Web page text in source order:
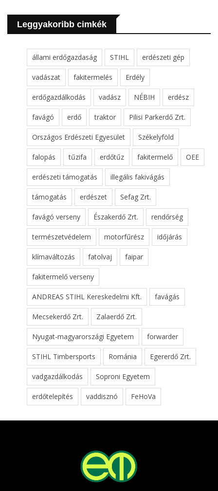
Leggyakoribb cimkék
állami erdőgazdaság STIHL erdészeti gép
vadászat fakitermelés Erdély
erdőgazdálkodás vadász NÉBIH erdész
favágó erdő traktor Pilisi Parkerdő Zrt.
Országos Erdészeti Egyesület Székelyföld
falopás tűzifa erdőtűz fakitermelő OEE
erdészeti támogatás illegális fakivágás
támogatás erdészet Sefag Zrt.
favágó verseny Északerdő Zrt. rendőrség
természetvédelem motorfűrész időjárás
klímaváltozás fatolvaj faipar
fakitermelő verseny
ANDREAS STIHL Kereskedelmi Kft. favágás
Mecsekerdő Zrt. Zalaerdő Zrt.
Nyugat-magyarországi Egyetem forwarder
STIHL Timbersports Románia Egererdő Zrt.
vadgazdálkodás Soproni Egyetem
erdőtelepítés vaddisznó FeHoVa